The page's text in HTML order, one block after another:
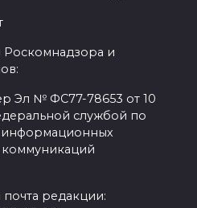
Роскомнадзора и
Эл № ФС77-78653 от 10
службой по
информационных
коммуникаций
редакции: